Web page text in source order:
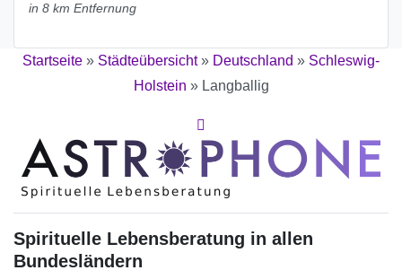
in 8 km Entfernung
Startseite » Städteübersicht» Deutschland » Schleswig-
Holstein » Langballig
Spirituelle Lebensberatung in allen
Bundesländern